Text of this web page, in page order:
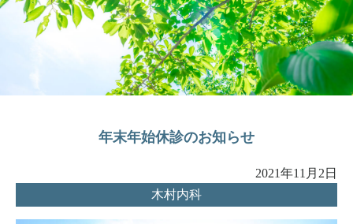
年末年始休診のお知らせ
2021年11月2日
木村内科